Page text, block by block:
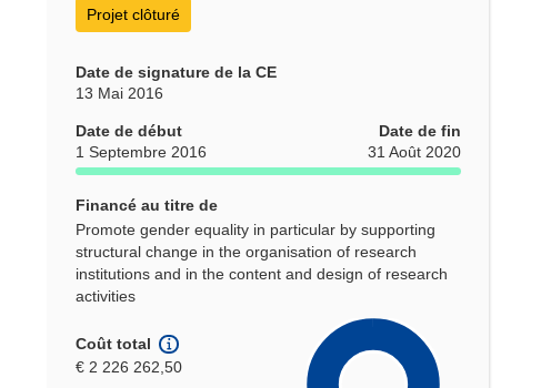
Projet clôturé
Date de signature de la CE
13 Mai 2016
Date de début
1 Septembre 2016
Date de fin
31 Août 2020
Financé au titre de
Promote gender equality in particular by supporting
structural change in the organisation of research
institutions and in the content and design of research
activities
Coût total
€ 2 226 262,50